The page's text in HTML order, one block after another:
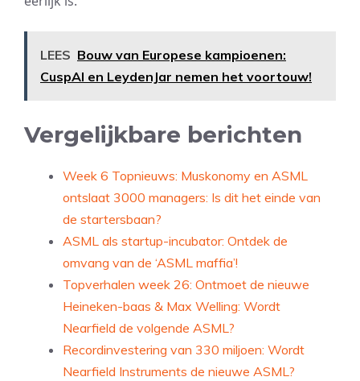
LEES Bouw van Europese kampioenen:
CuspAI en LeydenJar nemen het voortouw!
Vergelijkbare berichten
Week 6 Topnieuws: Muskonomy en ASML
ontslaat 3000 managers: Is dit het einde van
de startersbaan?
ASML als startup-incubator: Ontdek de
omvang van de ‘ASML maffia’!
Topverhalen week 26: Ontmoet de nieuwe
Heineken-baas & Max Welling: Wordt
Nearfield de volgende ASML?
Recordinvestering van 330 miljoen: Wordt
Nearfield Instruments de nieuwe ASML?